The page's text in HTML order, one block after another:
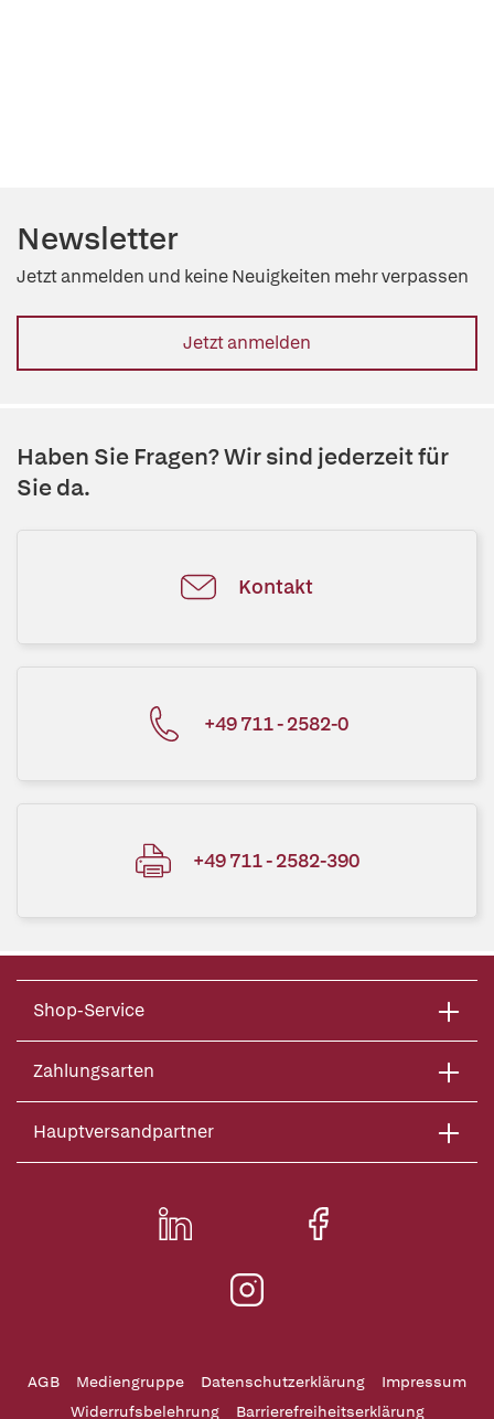
Newsletter
Jetzt anmelden und keine Neuigkeiten mehr verpassen
Jetzt anmelden
Haben Sie Fragen? Wir sind jederzeit für
Sie da.
Kontakt
+49 711 - 2582-0
+49 711 - 2582-390
Shop-Service
Zahlungsarten
Hauptversandpartner
AGB Mediengruppe Datenschutzerklärung
Impressum
Widerrufsbelehrung
Barrierefreiheitserklärung